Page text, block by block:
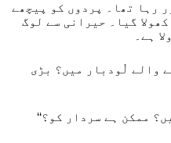
رہا تھا۔ پردوں کو پیچھے
گیا۔ حیرانی سے لوگ
ہے۔
والے لُودبار میں؟ بڑی
ممکن ہے سردار کو؟‘‘